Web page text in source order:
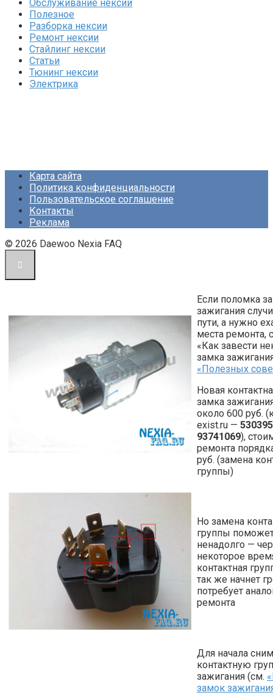
Обслуживание нексии
Полезное
Разборка нексии
Ремонт нексии
Стайлинг нексии
Статьи
Тюнинг нексии
Электрика
Карта сайта
Политика конфиденциальности
Пользовательское соглашение
Контакты
Реклама
© 2026 Daewoo Nexia FAQ
Если поломка
зажигания
пути, а нужно
места ремонта,
«Как завести
замка
«Полезных
Новая
замка
около 600 руб.
exist.ru — 530395
93741069),
ремонта
руб. (замена
группы)
Но замена
группы
ненадолго —
некоторое
контактная
так же начнет
потребует
ремонта
Для начала
контактную
зажигания (см.
замок